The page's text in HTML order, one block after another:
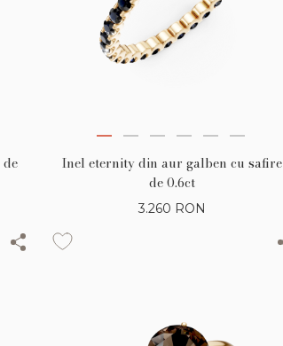
Inel eternity din aur galben cu safire
de 0.6ct
3.260 RON